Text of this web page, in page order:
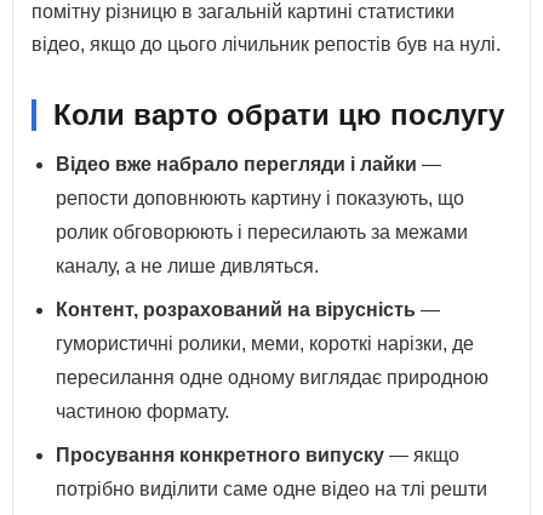
помітну різницю в загальній картині статистики
відео, якщо до цього лічильник репостів був на нулі.
Коли варто обрати цю послугу
Відео вже набрало перегляди і лайки —
репости доповнюють картину і показують, що
ролик обговорюють і пересилають за межами
каналу, а не лише дивляться.
Контент, розрахований на вірусність —
гумористичні ролики, меми, короткі нарізки, де
пересилання одне одному виглядає природною
частиною формату.
Просування конкретного випуску — якщо
потрібно виділити саме одне відео на тлі решти